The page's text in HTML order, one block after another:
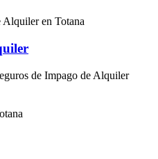
de Impago de Alquiler